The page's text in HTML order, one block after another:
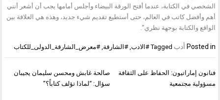
الشخصي في الكتابة، عندما أفتح الورقة البيضاء وأجلس أمامها يجب أن أشعر أنني
أهم وأفضل كاتب في العالم، حتى أستطيع تقديم شيء جديد، وهذه هي العلاقة بين
الواقع والكتابة بوجهة نظري”.
Posted in أدب Tagged #الادب,#الشارقة,#معرض_الشارقة_الدولى_للكتاب
تصفّح
المقالات
صالحة غابش ومحسن سليمان يجيبان
سؤال: “لماذا تؤلف كتاباً؟”
فنانون إماراتيون: الحفاظ على الثقافة
مسؤولية مجتمعية